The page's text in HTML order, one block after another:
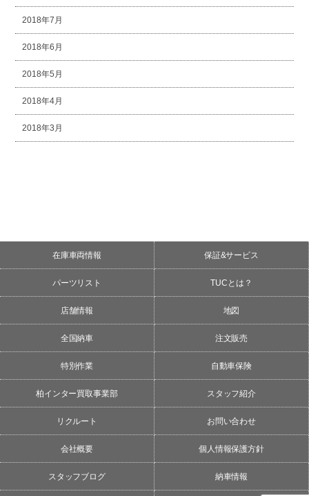
2018年7月
2018年6月
2018年5月
2018年4月
2018年3月
在庫車両情報 保証&サービス
パーツリスト TUCとは？
店舗情報 地図
全国納車 注文販売
特別作業 自動車保険
柏インター買取事業部 スタッフ紹介
リクルート お問い合わせ
会社概要 個人情報保護方針
スタッフブログ 納車情報